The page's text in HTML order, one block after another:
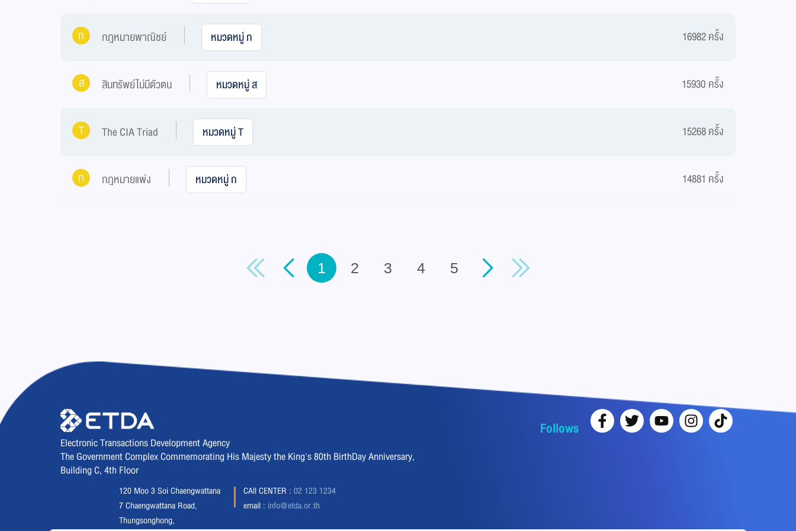
ก กฎหมายพาณิชย์ หมวดหมู่ ก 16982 ครั้ง
ส สินทรัพย์ไม่มีตัวตน หมวดหมู่ ส 15930 ครั้ง
T The CIA Triad หมวดหมู่ T 15268 ครั้ง
ก กฎหมายแพ่ง หมวดหมู่ ก 14881 ครั้ง
1 2 3 4 5
Electronic Transactions Development Agency
The Government Complex Commemorating His Majesty the King's 80th BirthDay Anniversary,
Building C, 4th Floor
120 Moo 3 Soi Chaengwattana
7 Chaengwattana Road,
Thungsonghong,
CAll CENTER : 02 123 1234
email : info@etda.or.th
Follows